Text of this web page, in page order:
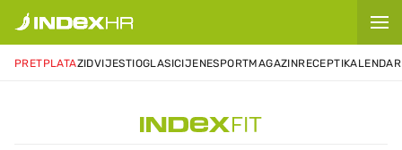
PRETPLATAZIDVIJESTIOGLASICIJENESPORTMAGAZINRECEPTIKALENDAR